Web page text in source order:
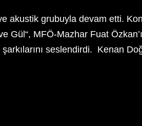
akustik grubuyla devam etti.
Gül“, MFÖ-Mazhar Fuat
seslendirdi. Kenan